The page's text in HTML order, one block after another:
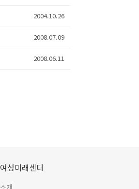
2004.10.26
2008.07.09
2008.06.11
여성미래센터
소개